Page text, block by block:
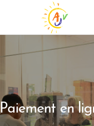
Paiement en